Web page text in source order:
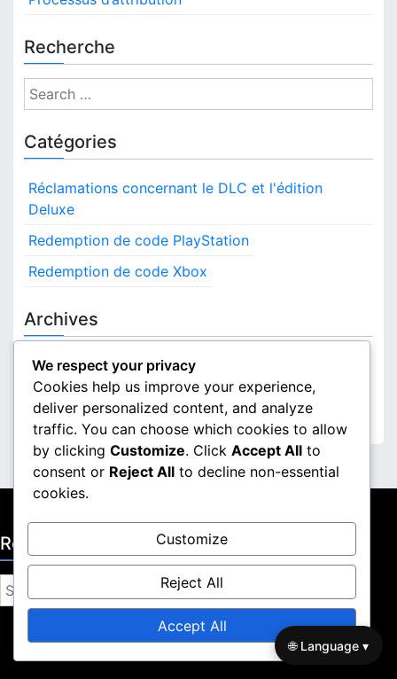
Recherche
S
e
r
h
o
Catégories
Réclamations concernant le DLC et l'édition
Deluxe
Redemption de code PlayStation
Redemption de code Xbox
Archives
March 2026
February 2026
Recherche
S
e
We respect your privacy
Cookies help us improve your experience,
deliver personalized content, and analyze
traffic. You can choose which cookies to allow
by clicking Customize. Click Accept All to
consent or Reject All to decline non-essential
cookies.
Customize
Reject All
Accept All
🌐 Language ▾